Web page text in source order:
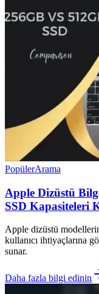
PopülerArama
Apple Dizüstü
SSD Kapasiteleri
Apple dizüstü
kullanıcı ihtiyaçlarına
sunar.
Daha fazla bilgi edinin